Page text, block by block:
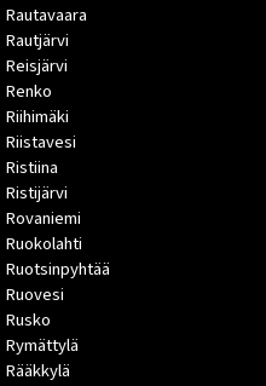
Rautavaara
Rautjärvi
Reisjärvi
Renko
Riihimäki
Riistavesi
Ristiina
Ristijärvi
Rovaniemi
Ruokolahti
Ruotsinpyhtää
Ruovesi
Rusko
Rymättylä
Rääkkylä